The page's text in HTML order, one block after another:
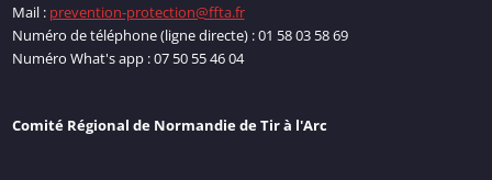
Mail : prevention-protection@ffta.fr
Numéro de téléphone (ligne directe) : 01 58 03 58 69
Numéro What's app : 07 50 55 46 04
Comité Régional de Normandie de Tir à l'Arc